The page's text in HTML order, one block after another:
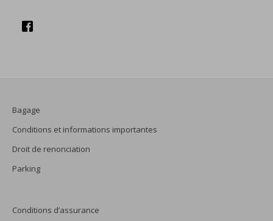
Bagage
Conditions et informations importantes
Droit de renonciation
Parking
Conditions d’assurance